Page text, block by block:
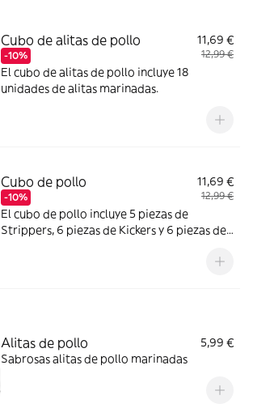
Cubo de alitas de pollo
-10%
11,69 €
12,99 €
El cubo de alitas de pollo incluye 18
unidades de alitas marinadas.
Cubo de pollo
-10%
11,69 €
12,99 €
El cubo de pollo incluye 5 piezas de
Strippers, 6 piezas de Kickers y 6 piezas de
Alitas de pollo
5,99 €
Sabrosas alitas de pollo marinadas